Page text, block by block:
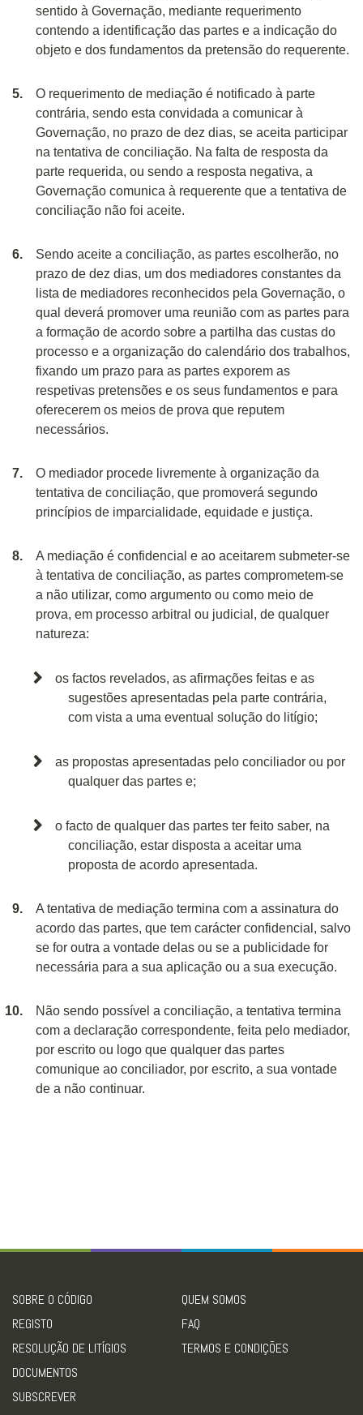
sentido à Governação, mediante requerimento
contendo a identificação das partes e a indicação do
objeto e dos fundamentos da pretensão do requerente.
O requerimento de mediação é notificado à parte
contrária, sendo esta convidada a comunicar à
Governação, no prazo de dez dias, se aceita participar
na tentativa de conciliação. Na falta de resposta da
parte requerida, ou sendo a resposta negativa, a
Governação comunica à requerente que a tentativa de
conciliação não foi aceite.
Sendo aceite a conciliação, as partes escolherão, no
prazo de dez dias, um dos mediadores constantes da
lista de mediadores reconhecidos pela Governação, o
qual deverá promover uma reunião com as partes para
a formação de acordo sobre a partilha das custas do
processo e a organização do calendário dos trabalhos,
fixando um prazo para as partes exporem as
respetivas pretensões e os seus fundamentos e para
oferecerem os meios de prova que reputem
necessários.
O mediador procede livremente à organização da
tentativa de conciliação, que promoverá segundo
princípios de imparcialidade, equidade e justiça.
A mediação é confidencial e ao aceitarem submeter-se
à tentativa de conciliação, as partes comprometem-se
a não utilizar, como argumento ou como meio de
prova, em processo arbitral ou judicial, de qualquer
natureza:
os factos revelados, as afirmações feitas e as
sugestões apresentadas pela parte contrária,
com vista a uma eventual solução do litígio;
as propostas apresentadas pelo conciliador ou por
qualquer das partes e;
o facto de qualquer das partes ter feito saber, na
conciliação, estar disposta a aceitar uma
proposta de acordo apresentada.
A tentativa de mediação termina com a assinatura do
acordo das partes, que tem carácter confidencial, salvo
se for outra a vontade delas ou se a publicidade for
necessária para a sua aplicação ou a sua execução.
Não sendo possível a conciliação, a tentativa termina
com a declaração correspondente, feita pelo mediador,
por escrito ou logo que qualquer das partes
comunique ao conciliador, por escrito, a sua vontade
de a não continuar.
SOBRE O CÓDIGO
REGISTO
RESOLUÇÃO DE LITÍGIOS
DOCUMENTOS
SUBSCREVER
QUEM SOMOS
FAQ
TERMOS E CONDIÇÕES